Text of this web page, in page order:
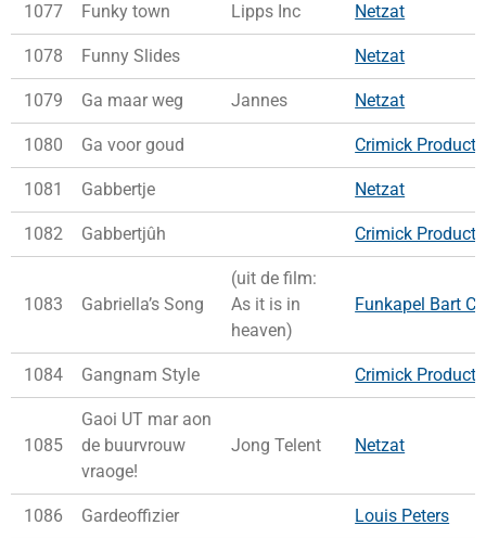
1077 Funky town Lipps Inc Netzat
1078 Funny Slides Netzat
1079 Ga maar weg Jannes Netzat
1080 Ga voor goud Crimick
1081 Gabbertje Netzat
1082 Gabbertjûh Crimick
1083 Gabriella’s Song
(uit de film:
As it is in
heaven)
Funkapel Bart
1084 Gangnam Style Crimick
1085
Gaoi UT mar aon
de buurvrouw
vraoge!
Jong Telent Netzat
1086 Gardeoffizier Louis Peters